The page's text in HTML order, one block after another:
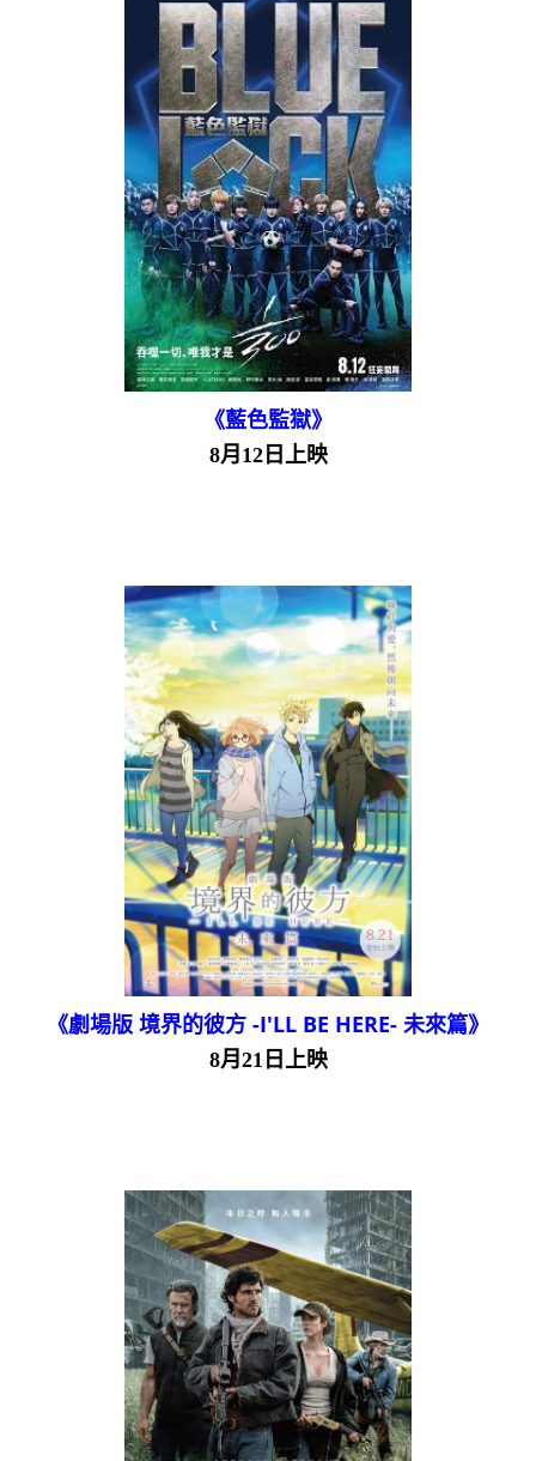
《藍色監獄》
8月12日上映
《劇場版 境界的彼方 -I'LL BE HERE- 未來篇》
8月21日上映